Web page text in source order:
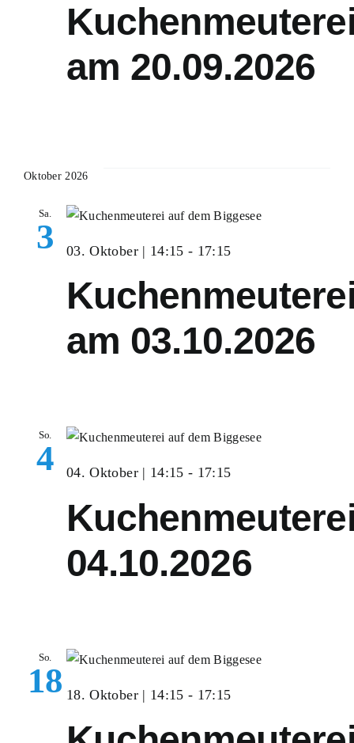
am 20.09.2026
Oktober 2026
Sa.
3
am 03.10.2026
03. Oktober | 14:15 - 17:15
So.
4
04.10.2026
04. Oktober | 14:15 - 17:15
So.
18 18. Oktober | 14:15 - 17:15